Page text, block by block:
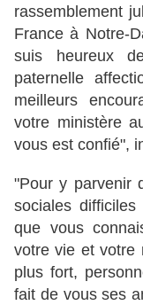
rassemblement
France à Notre-
suis heureux
paternelle
meilleurs
votre ministère
vous est confié",
"Pour y parvenir
sociales
que vous
votre vie et votre
plus fort,
fait de vous ses